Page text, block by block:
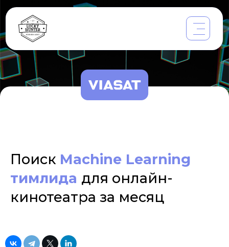
Поиск Machine Learning
тимлида для онлайн-
кинотеатра за месяц